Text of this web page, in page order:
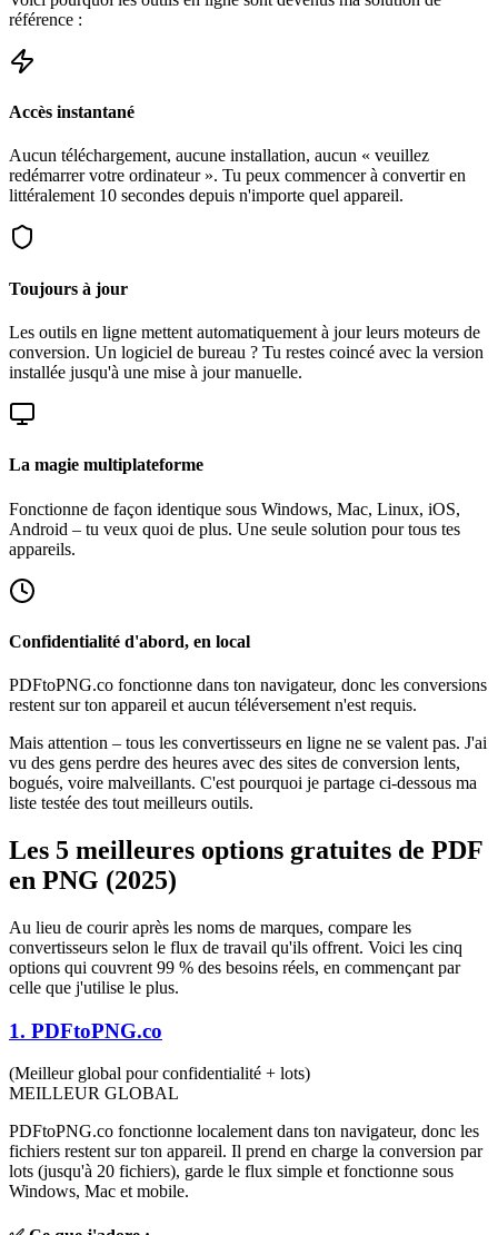
référence :
Accès instantané
Aucun téléchargement, aucune installation, aucun « veuillez
redémarrer votre ordinateur ». Tu peux commencer à convertir en
littéralement 10 secondes depuis n'importe quel appareil.
Toujours à jour
Les outils en ligne mettent automatiquement à jour leurs moteurs de
conversion. Un logiciel de bureau ? Tu restes coincé avec la version
installée jusqu'à une mise à jour manuelle.
La magie multiplateforme
Fonctionne de façon identique sous Windows, Mac, Linux, iOS,
Android – tu veux quoi de plus. Une seule solution pour tous tes
appareils.
Confidentialité d'abord, en local
PDFtoPNG.co fonctionne dans ton navigateur, donc les conversions
restent sur ton appareil et aucun téléversement n'est requis.
Mais attention – tous les convertisseurs en ligne ne se valent pas. J'ai
vu des gens perdre des heures avec des sites de conversion lents,
bogués, voire malveillants. C'est pourquoi je partage ci-dessous ma
liste testée des tout meilleurs outils.
Les 5 meilleures options gratuites de PDF
en PNG (2025)
Au lieu de courir après les noms de marques, compare les
convertisseurs selon le flux de travail qu'ils offrent. Voici les cinq
options qui couvrent 99 % des besoins réels, en commençant par
celle que j'utilise le plus.
1. PDFtoPNG.co
(Meilleur global pour confidentialité + lots)
MEILLEUR GLOBAL
PDFtoPNG.co fonctionne localement dans ton navigateur, donc les
fichiers restent sur ton appareil. Il prend en charge la conversion par
lots (jusqu'à 20 fichiers), garde le flux simple et fonctionne sous
Windows, Mac et mobile.